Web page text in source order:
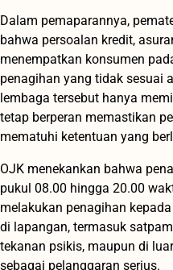
Dalam pemaparannya,
bahwa persoalan kredit,
menempatkan konsumen
penagihan yang tidak sesuai
lembaga tersebut hanya
tetap berperan memastikan
mematuhi ketentuan yang
OJK menekankan bahwa
pukul 08.00 hingga 20.00
melakukan penagihan
di lapangan, termasuk
tekanan psikis, maupun di
sebagai pelanggaran serius.